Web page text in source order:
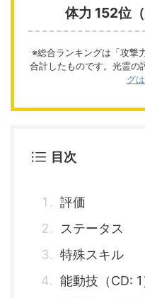
体力 152位（
※総合ランキングは「攻撃
合計したものです。光霊の
グ
目次
評価
ステータス
特殊スキル
能動技（CD: 1